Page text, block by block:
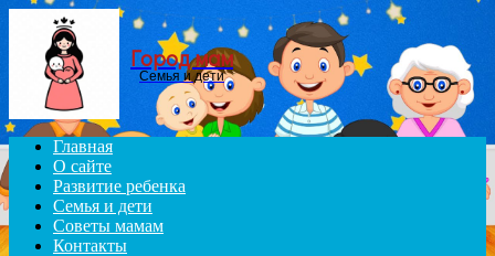
Menu
Город мам
Семья и дети
Главная
О сайте
Развитие ребенка
Семья и дети
Советы мамам
Контакты